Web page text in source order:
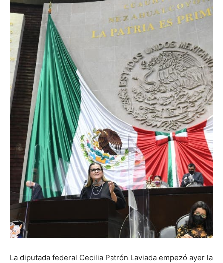
La diputada federal Cecilia Patrón Laviada empezó ayer la